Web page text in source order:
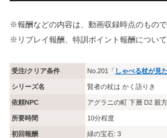
※報酬などの内容は、動画収録時点のもので
※リプレイ報酬、特訓ポイント報酬について
受注/クリア条件 No.201「 しゃべる杖が見
シリーズ名 賢者の杖は かく語りき
依頼NPC アグラニの町 下層 D2 親
所要時間 10分程度
初回報酬
緑の宝石: 3